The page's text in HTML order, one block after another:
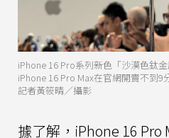
iPhone 16 Pro系列新色「沙漠色鈦
iPhone 16 Pro Max在官網開賣不到
記者黃筱晴／攝影
據了解，iPhone 16 Pro